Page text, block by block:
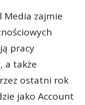
Media zajmie
pracy
a także
ostatni rok
jako Account